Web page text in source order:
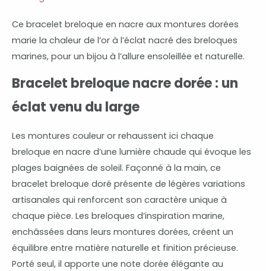
Ce bracelet breloque en nacre aux montures dorées
marie la chaleur de l’or à l’éclat nacré des breloques
marines, pour un bijou à l’allure ensoleillée et naturelle.
Bracelet breloque nacre dorée : un
éclat venu du large
Les montures couleur or rehaussent ici chaque
breloque en nacre d’une lumière chaude qui évoque les
plages baignées de soleil. Façonné à la main, ce
bracelet breloque doré présente de légères variations
artisanales qui renforcent son caractère unique à
chaque pièce. Les breloques d’inspiration marine,
enchâssées dans leurs montures dorées, créent un
équilibre entre matière naturelle et finition précieuse.
Porté seul, il apporte une note dorée élégante au